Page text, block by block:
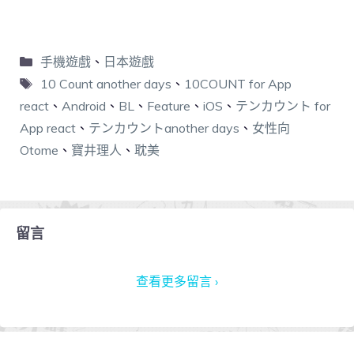
手機遊戲、 日本遊戲
10 Count another days 、 10COUNT for App
react 、 Android 、 BL 、 Feature 、 iOS 、 テンカウント for
App react 、 テンカウントanother days 、 女性向
Otome 、 寶井理人 、 耽美
留言
查看更多留言 ›